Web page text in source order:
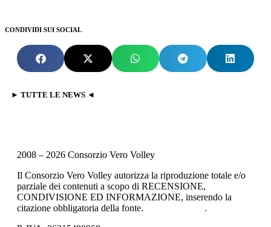
CONDIVIDI SUI SOCIAL
► TUTTE LE NEWS ◄
2008 – 2026 Consorzio Vero Volley
Il Consorzio Vero Volley autorizza la riproduzione totale e/o
parziale dei contenuti a scopo di RECENSIONE,
CONDIVISIONE ED INFORMAZIONE, inserendo la
citazione obbligatoria della fonte.
.